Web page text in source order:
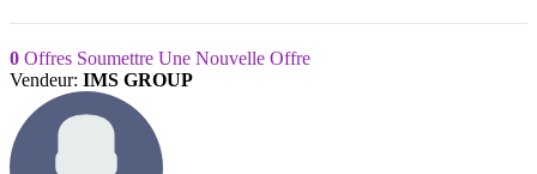
0 Offres Soumettre Une Nouvelle Offre
Vendeur: IMS GROUP